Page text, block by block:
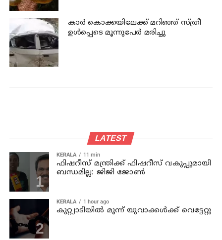
കാര്‍ കൊക്കയിലേക്ക് മറിഞ്ഞ് സ്ത്രീ
ഉള്‍പ്പെടെ മൂന്നുപേര്‍ മരിച്ചു
LATEST
KERALA 11 min
ഫിഷറീസ് മന്ത്രിക്ക് ഫിഷറീസ് വകുപ്പുമായി
ബന്ധമില്ല: ജിജി ജോണ്‍
KERALA 1 hour ago
കുറ്റ്യാടിയില്‍ മൂന്ന് യുവാക്കള്‍ക്ക് വെട്ടേറ്റു